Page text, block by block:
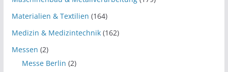
Materialien & Textilien (164)
Medizin & Medizintechnik(162)
Messen (2)
Messe Berlin (2)